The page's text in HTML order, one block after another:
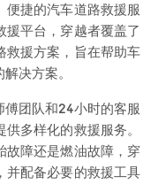
便捷的汽车道路救援服
援平台，穿越者覆盖了
救援方案，旨在帮助车
决方案。
傅团队和24小时的客服
多样化的救援服务。
故障还是燃油故障，穿
并配备必要的救援工具